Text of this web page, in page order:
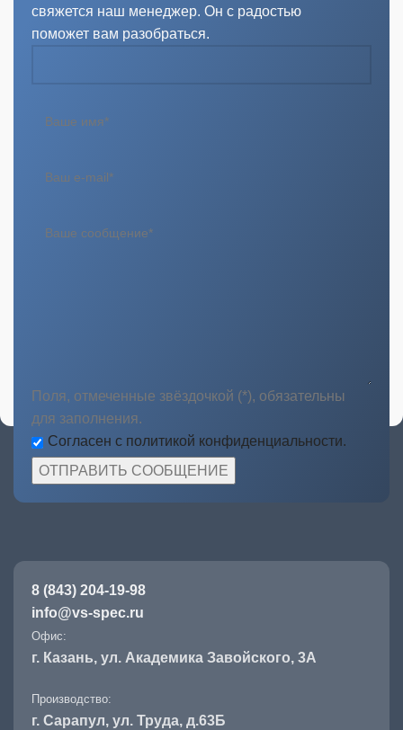
свяжется наш менеджер. Он с радостью
поможет вам разобраться.
Поля, отмеченные звёздочкой (*), обязательны
для заполнения.
Согласен с политикой конфиденциальности.
8 (843) 204-19-98
info@vs-spec.ru
Офис:
г. Казань, ул. Академика Завойского, 3А
Производство:
г. Сарапул, ул. Труда, д.63Б